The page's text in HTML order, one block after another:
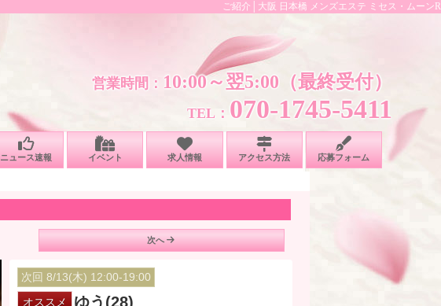
ご紹介│大阪 日本橋 メンズエステ ミセス・ムーンR
営業時間： 10:00～翌5:00（最終受付）
TEL： 070-1745-5411
ニュース速報 イベント 求人情報 アクセス方法 応募フォーム
次へ
次回 8/13(木) 12:00-19:00
オススメ
ゆう(28)